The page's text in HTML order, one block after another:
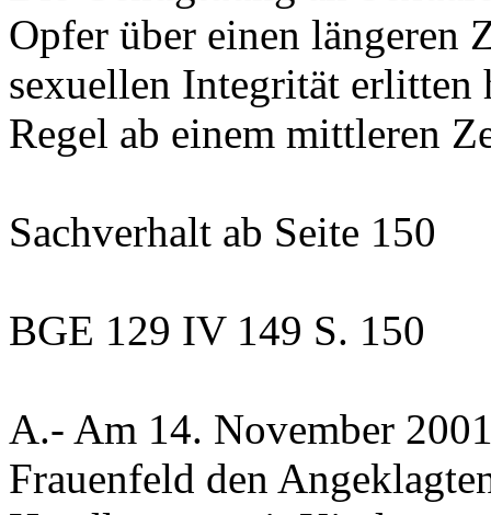
Opfer über einen längeren
sexuellen Integrität erlitten
Regel ab einem mittleren
Sachverhalt ab Seite 150
BGE 129 IV 149 S. 150
A.- Am 14. November
Frauenfeld den